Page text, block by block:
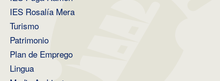
IES Rosalía Mera
Turismo
Patrimonio
Plan de Emprego
Lingua